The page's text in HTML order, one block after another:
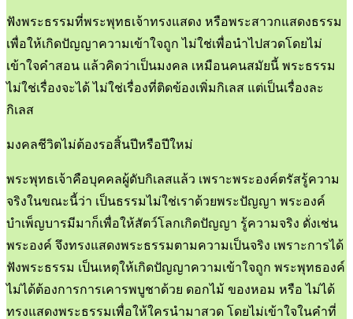
ฟังพระธรรมที่พระพุทธเจ้าทรงแสดง หรือพระสาวกแสดงธรรม
เพื่อให้เกิดปัญญาความเข้าใจถูก ไม่ใช่เพื่อนำไปสวดโดยไม่
เข้าใจคำสอน แล้วคิดว่าเป็นมงคล เหมือนคนสมัยนี้ พระธรรม
ไม่ใช่เรื่องจะได้ ไม่ใช่เรื่องที่ติดข้องเพิ่มกิเลส แต่เป็นเรื่องละ
กิเลส
มงคลชีวิตไม่ต้องรอสิ้นปีหรือปีใหม่
พระพุทธเจ้าคือบุคคลผู้ดับกิเลสแล้ว เพราะพระองค์ตรัสรู้ความ
จริงในขณะนี้ว่า เป็นธรรมไม่ใช่เราด้วยพระปัญญา พระองค์
บำเพ็ญบารมีมาก็เพื่อให้สัตว์โลกเกิดปัญญา รู้ความจริง ดั่งเช่น
พระองค์ จึงทรงแสดงพระธรรมตามความเป็นจริง เพราะการได้
ฟังพระธรรม เป็นเหตุให้เกิดปัญญาความเข้าใจถูก พระพุทธองค์
ไม่ได้ต้องการการเคารพบูชาด้วย ดอกไม้ ของหอม หรือ ไม่ได้
ทรงแสดงพระธรรมเพื่อให้ใครนำมาสวด โดยไม่เข้าใจในคำที่